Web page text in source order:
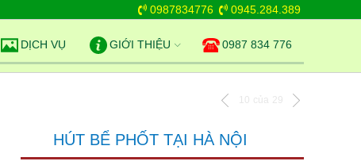
0987834776 0945.284.389
0987 834 776
GIỚI THIỆU
DỊCH VỤ
10 của 29
HÚT BỂ PHỐT TẠI HÀ NỘI